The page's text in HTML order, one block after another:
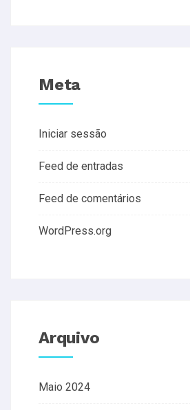
Meta
Iniciar sessão
Feed de entradas
Feed de comentários
WordPress.org
Arquivo
Maio 2024